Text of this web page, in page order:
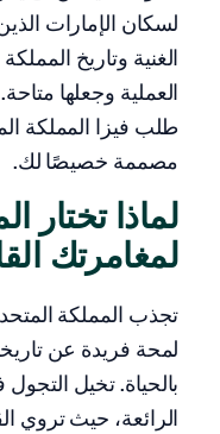
لسكان الإمارات
الغنية وتاريخ
العملية وجعلها
طلب فيزا المملكة
مصممة خصيصًا لك.
لماذا تختار
لمغامرتك
تجذب المملكة
لمحة فريدة عن
بالحياة. تخيل
الرائعة، حيث تروي